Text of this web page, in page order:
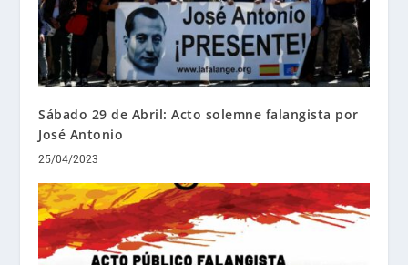
Sábado 29 de Abril: Acto solemne falangista por
José Antonio
25/04/2023